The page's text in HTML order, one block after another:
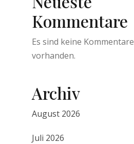
Kommentare
Es sind keine Kommentare
vorhanden.
Archiv
August 2026
Juli 2026